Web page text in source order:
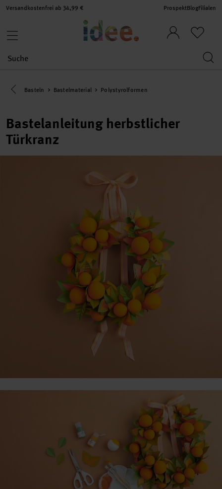
Versandkostenfrei ab 34,99 € ProspektBlogFilialen
Eine Kategorie zurück navigieren
Basteln Bastelmaterial Polystyrolformen
Bastelanleitung herbstlicher
Türkranz